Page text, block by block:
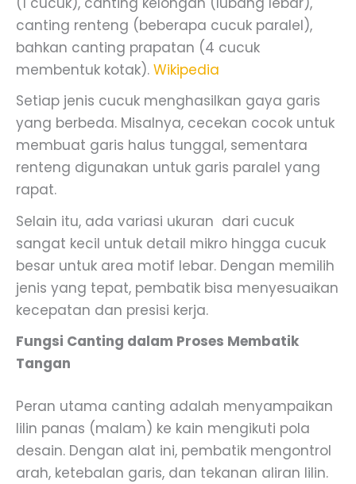
canting renteng (beberapa cucuk paralel),
bahkan canting prapatan (4 cucuk
membentuk kotak). Wikipedia
Setiap jenis cucuk menghasilkan gaya garis
yang berbeda. Misalnya, cecekan cocok untuk
membuat garis halus tunggal, sementara
renteng digunakan untuk garis paralel yang
rapat.
Selain itu, ada variasi ukuran dari cucuk
sangat kecil untuk detail mikro hingga cucuk
besar untuk area motif lebar. Dengan memilih
jenis yang tepat, pembatik bisa menyesuaikan
kecepatan dan presisi kerja.
Fungsi Canting dalam Proses Membatik
Tangan
Peran utama canting adalah menyampaikan
lilin panas (malam) ke kain mengikuti pola
desain. Dengan alat ini, pembatik mengontrol
arah, ketebalan garis, dan tekanan aliran lilin.